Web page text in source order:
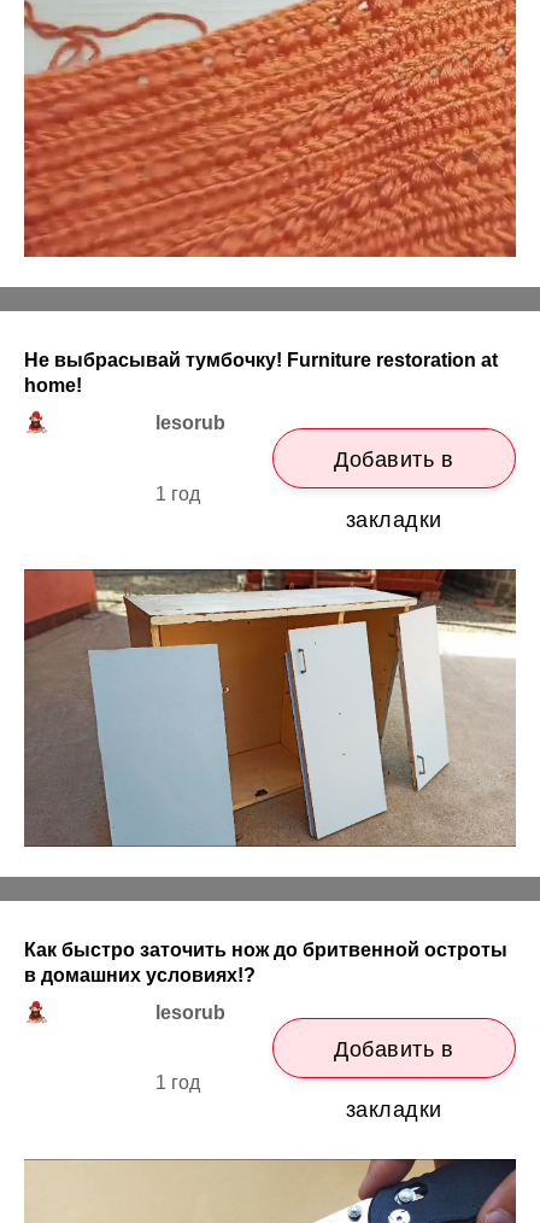
Не выбрасывай тумбочку! Furniture restoration at
home!
lesorub
1 год
Добавить в
закладки
Как быстро заточить нож до бритвенной остроты
в домашних условиях!?
lesorub
1 год
Добавить в
закладки